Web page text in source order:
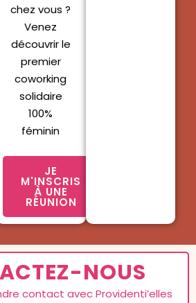
chez vous ?
Venez
découvrir le
premier
coworking
solidaire
100%
féminin
JE
M'INSCRIS
À UNE
RÉUNION
NOUS
contact avec Providenti’elles